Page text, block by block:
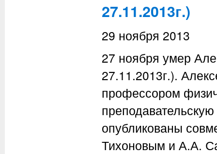
27.11.2013г.)
29 ноября 2013
27 ноября умер
27.11.2013г.).
профессором
опубликованы
Тихоновым и А.А.